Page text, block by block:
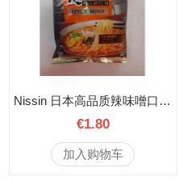
Nissin 日本高品质辣味噌口味方便面 90.7克
€1.80
加入购物车